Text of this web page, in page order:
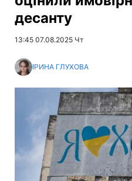
десанту
13:45 07.08.2025 Чт
ІРИНА ГЛУХОВА